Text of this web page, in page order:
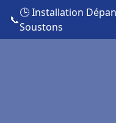
📞
🕒 Installation
Soustons